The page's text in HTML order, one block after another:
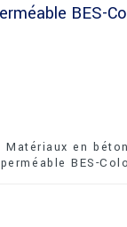
Matériaux en béton
perméable BES-